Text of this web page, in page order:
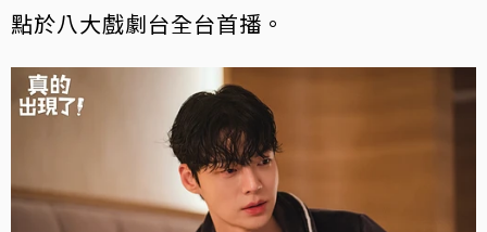
點於八大戲劇台全台首播。